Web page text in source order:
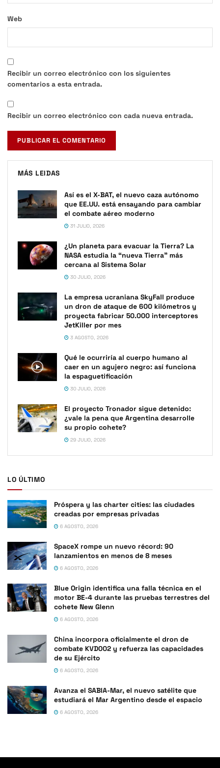
Web
Recibir un correo electrónico con los siguientes
comentarios a esta entrada.
Recibir un correo electrónico con cada nueva entrada.
MÁS LEIDAS
Así es el X-BAT, el nuevo caza autónomo
que EE.UU. está ensayando para cambiar
el combate aéreo moderno
31 JULIO, 2026
¿Un planeta para evacuar la Tierra? La
NASA estudia la “nueva Tierra” más
cercana al Sistema Solar
30 JULIO, 2026
La empresa ucraniana SkyFall produce
un dron de ataque de 600 kilómetros y
proyecta fabricar 50.000 interceptores
JetKiller por mes
3 AGOSTO, 2026
Qué le ocurriría al cuerpo humano al
caer en un agujero negro: así funciona
la espaguetificación
30 JULIO, 2026
El proyecto Tronador sigue detenido:
¿vale la pena que Argentina desarrolle
su propio cohete?
29 JULIO, 2026
LO ÚLTIMO
Próspera y las charter cities: las ciudades
creadas por empresas privadas
6 AGOSTO, 2026
SpaceX rompe un nuevo récord: 90
lanzamientos en menos de 8 meses
6 AGOSTO, 2026
Blue Origin identifica una falla técnica en el
motor BE-4 durante las pruebas terrestres del
cohete New Glenn
6 AGOSTO, 2026
China incorpora oficialmente el dron de
combate KVD002 y refuerza las capacidades
de su Ejército
6 AGOSTO, 2026
Avanza el SABIA-Mar, el nuevo satélite que
estudiará el Mar Argentino desde el espacio
6 AGOSTO, 2026